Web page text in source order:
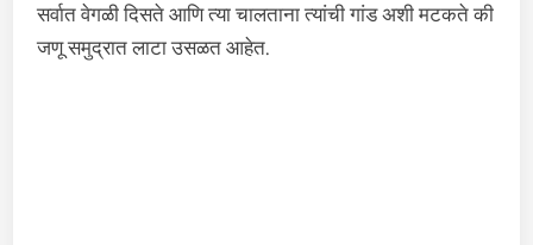
सर्वात वेगळी दिसते आणि त्या चालताना त्यांची गांड अशी मटकते की
जणू समुद्रात लाटा उसळत आहेत.